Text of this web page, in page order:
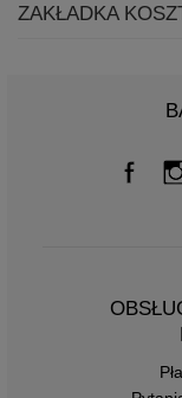
ZAKŁADKA